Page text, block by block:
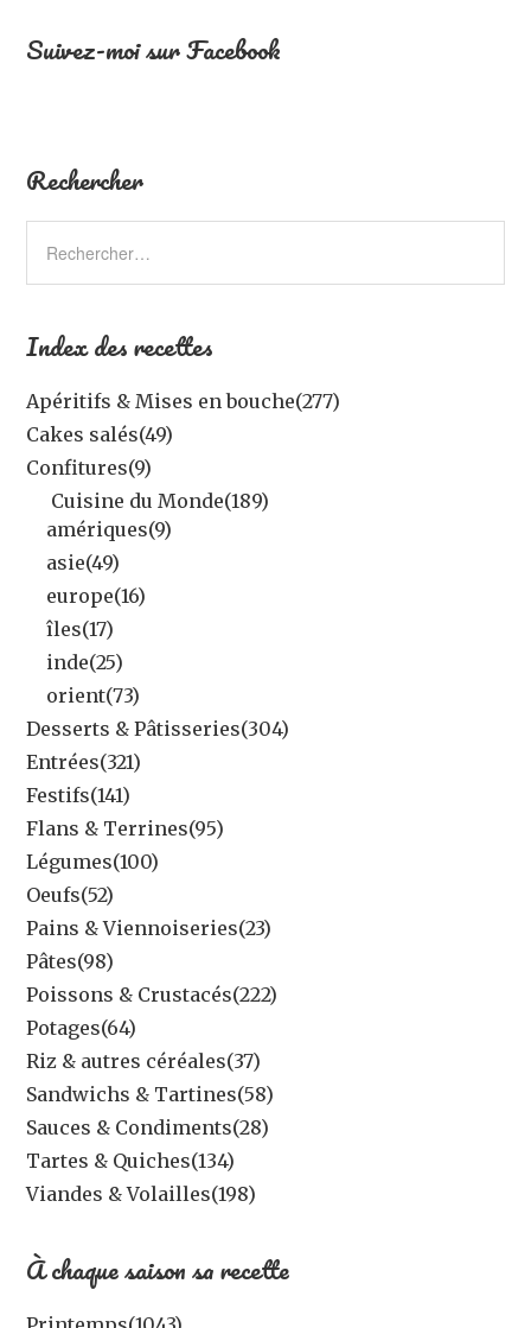
Suivez-moi sur Facebook
Rechercher
Index des recettes
Apéritifs & Mises en bouche(277)
Cakes salés(49)
Confitures(9)
Cuisine du Monde(189)
amériques(9)
asie(49)
europe(16)
îles(17)
inde(25)
orient(73)
Desserts & Pâtisseries(304)
Entrées(321)
Festifs(141)
Flans & Terrines(95)
Légumes(100)
Oeufs(52)
Pains & Viennoiseries(23)
Pâtes(98)
Poissons & Crustacés(222)
Potages(64)
Riz & autres céréales(37)
Sandwichs & Tartines(58)
Sauces & Condiments(28)
Tartes & Quiches(134)
Viandes & Volailles(198)
À chaque saison sa recette